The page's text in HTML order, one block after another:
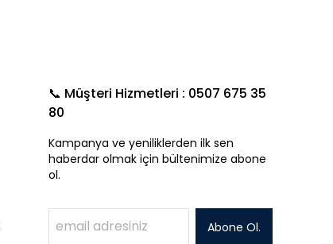
📞 Müşteri Hizmetleri : 0507 675 35
80
Kampanya ve yeniliklerden ilk sen
haberdar olmak için bültenimize abone
ol.
Abone Ol.